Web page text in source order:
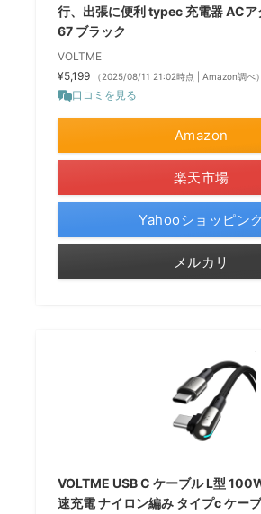
行、出張に便利 typec 充電器 ACア
67 ブラック
VOLTME
¥5,199
（2025/08/11 21:02時点 | Amazon調べ）
口コミを見る
Amazon
楽天市場
Yahooショッピン
メルカリ
VOLTME USB C ケーブル L型
速充電 ナイロン編み タイプc ケー